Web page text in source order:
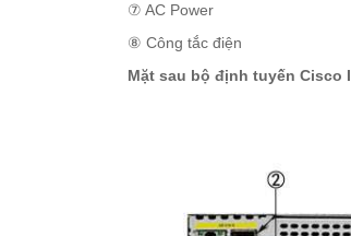
⑦ AC Power
⑧ Công tắc điện
Mặt sau bộ định tuyến Cisco